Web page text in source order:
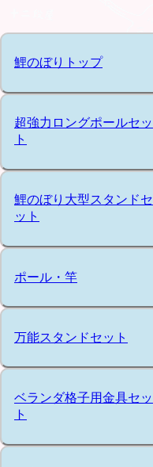
鯉のぼりトップ
超強力ロングポールセッ
ト
鯉のぼり大型スタンドセ
ット
ポール・竿
万能スタンドセット
ベランダ格子用金具セッ
ト